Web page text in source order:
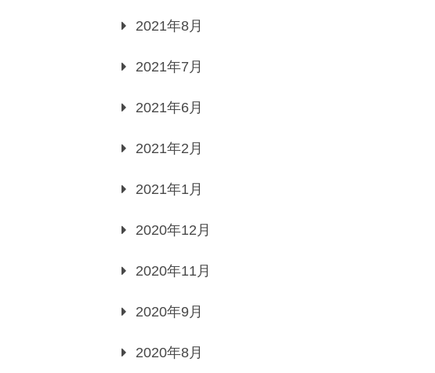
2021年8月
2021年7月
2021年6月
2021年2月
2021年1月
2020年12月
2020年11月
2020年9月
2020年8月